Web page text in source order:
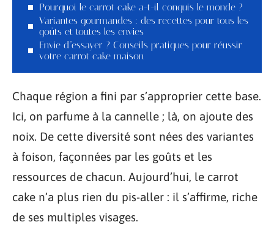
Pourquoi le carrot cake a-t-il conquis le monde ?
Variantes gourmandes : des recettes pour tous les
goûts et toutes les envies
Envie d’essayer ? Conseils pratiques pour réussir
votre carrot cake maison
Chaque région a fini par s’approprier cette base.
Ici, on parfume à la cannelle ; là, on ajoute des
noix. De cette diversité sont nées des variantes
à foison, façonnées par les goûts et les
ressources de chacun. Aujourd’hui, le carrot
cake n’a plus rien du pis-aller : il s’affirme, riche
de ses multiples visages.